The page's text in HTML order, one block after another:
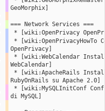
GeoMorphix]
=== Network Services ===
* [wiki:OpenPrivacy
OpenPrivacy]
WebCalendar]
RubyOnRails su Apache 2.0]
di MySQL]